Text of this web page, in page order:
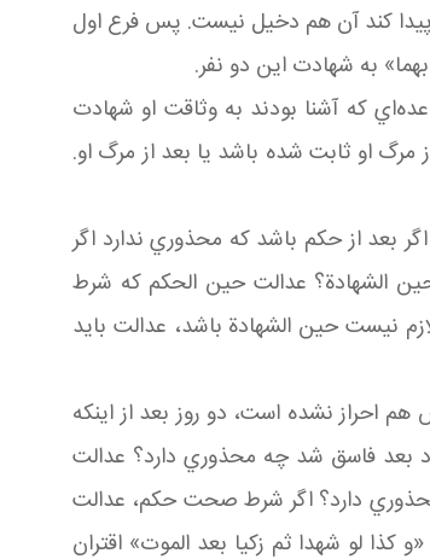
کند آن هم دخيل نيست. پس فرع اول
به شهادت اين دو نفر.
که آشنا بودند به وثاقت او شهادت
مرگ او ثابت شده باشد يا بعد از مرگ او.
بعد از حکم باشد که محذوري ندارد اگر
الشهادة؟ عدالت حين الحکم که شرط
نيست حين الشهادة باشد، عدالت بايد
احراز نشده است، دو روز بعد از اينکه
بعد فاسق شد چه محذوري دارد؟ عدالت
دارد؟ اگر شرط صحت حکم، عدالت
کذا لو شهدا ثم زکيا بعد الموت» اقتران